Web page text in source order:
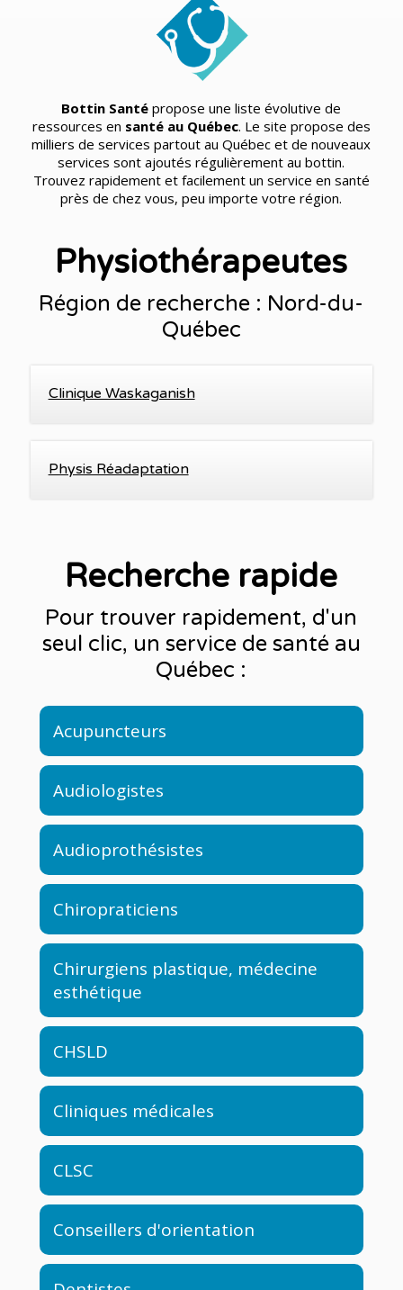
Bottin Santé propose une liste évolutive de
ressources en santé au Québec. Le site propose des
milliers de services partout au Québec et de nouveaux
services sont ajoutés régulièrement au bottin.
Trouvez rapidement et facilement un service en santé
près de chez vous, peu importe votre région.
Physiothérapeutes
Région de recherche : Nord-du-
Québec
Clinique Waskaganish
Physis Réadaptation
Recherche rapide
Pour trouver rapidement, d'un
seul clic, un service de santé au
Québec :
Acupuncteurs
Audiologistes
Audioprothésistes
Chiropraticiens
Chirurgiens plastique, médecine
esthétique
CHSLD
Cliniques médicales
CLSC
Conseillers d'orientation